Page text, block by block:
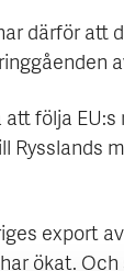
därför att
följa
Rysslands
export
ökat.